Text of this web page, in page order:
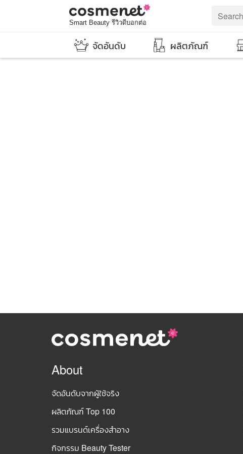
Smart Beauty รีวิวดีบอกต่อ
จัดอันดับ ผลิตภัณฑ์
About
จัดอันดับจากผู้ใช้จริง
ผลิตภัณฑ์ Top 100
รวมแบรนด์เครื่องสำอาง
กิจกรรม Beauty Tester